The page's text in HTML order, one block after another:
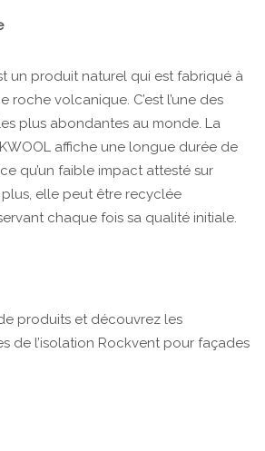
un produit naturel qui est fabriqué à
roche volcanique. C’est l’une des
plus abondantes au monde. La
affiche une longue durée de
qu’un faible impact attesté sur
plus, elle peut être recyclée
chaque fois sa qualité initiale.
produits et découvrez les
de l’isolation Rockvent pour façades